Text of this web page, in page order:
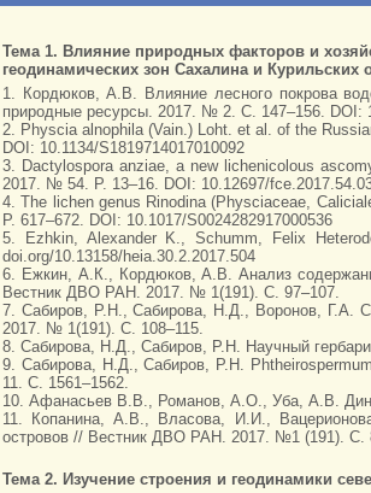
Тема 1. Влияние природных факторов и
геодинамических зон Сахалина и Курильских
1. Кордюков, А.В. Влияние лесного покрова
природные ресурсы. 2017. № 2. С. 147–156. DOI:
2. Physcia alnophila (Vain.) Loht. et al. of the
DOI: 10.1134/S1819714017010092
3. Dactylospora anziae, a new lichenicolous
2017. № 54. P. 13–16. DOI: 10.12697/
4. The lichen genus Rinodina (Physciaceae,
P. 617–672. DOI: 10.1017/S0024282917000536
5. Ezhkin, Alexander K., Schumm, Felix
doi.org/10.13158/heia.30.2.2017.504
6. Ежкин, А.К., Кордюков, А.В. Анализ
Вестник ДВО РАН. 2017. № 1(191). С. 97–107.
7. Сабиров, Р.Н., Сабирова, Н.Д., Воронов, Г.А.
2017. № 1(191). С. 108–115.
8. Сабирова, Н.Д., Сабиров, Р.Н. Научный
9. Сабирова, Н.Д., Сабиров, Р.Н.
11. С. 1561–1562.
10. Афанасьев В.В., Романов, А.О., Уба, А.В.
11. Копанина, А.В., Власова, И.И.,
островов // Вестник ДВО РАН. 2017. №1 (191). С.
Тема 2. Изучение строения и геодинамики